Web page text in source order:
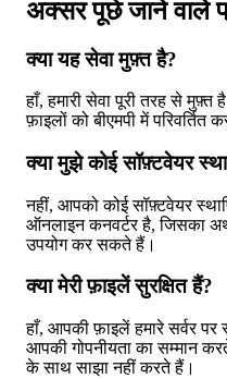
अक्सर पूछे जाने वाले
क्या यह सेवा मुफ़्त है?
हाँ, हमारी सेवा पूरी तरह से
फ़ाइलों को बीएमपी में परिवर्तित
क्या मुझे कोई सॉफ़्टवेयर
नहीं, आपको कोई सॉफ़्टवेयर
ऑनलाइन कनवर्टर है, जिसका
उपयोग कर सकते हैं।
क्या मेरी फ़ाइलें सुरक्षित हैं?
हाँ, आपकी फ़ाइलें हमारे सर्वर
आपकी गोपनीयता का सम्मान
के साथ साझा नहीं करते हैं।